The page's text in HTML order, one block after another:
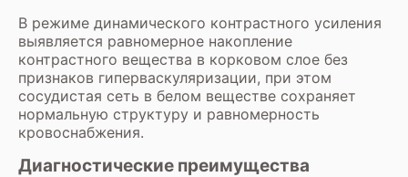
В режиме динамического контрастного усиления
выявляется равномерное накопление
контрастного вещества в корковом слое без
признаков гиперваскуляризации, при этом
сосудистая сеть в белом веществе сохраняет
нормальную структуру и равномерность
кровоснабжения.
Диагностические преимущества